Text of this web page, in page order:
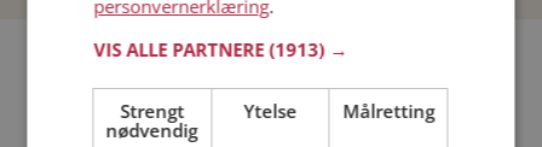
Bli medlem gratis!
Jeg er en:
personvernerklæring.
VIS ALLE PARTNERE(1913) →
Strengt
nødvendig
Ytelse Målretting